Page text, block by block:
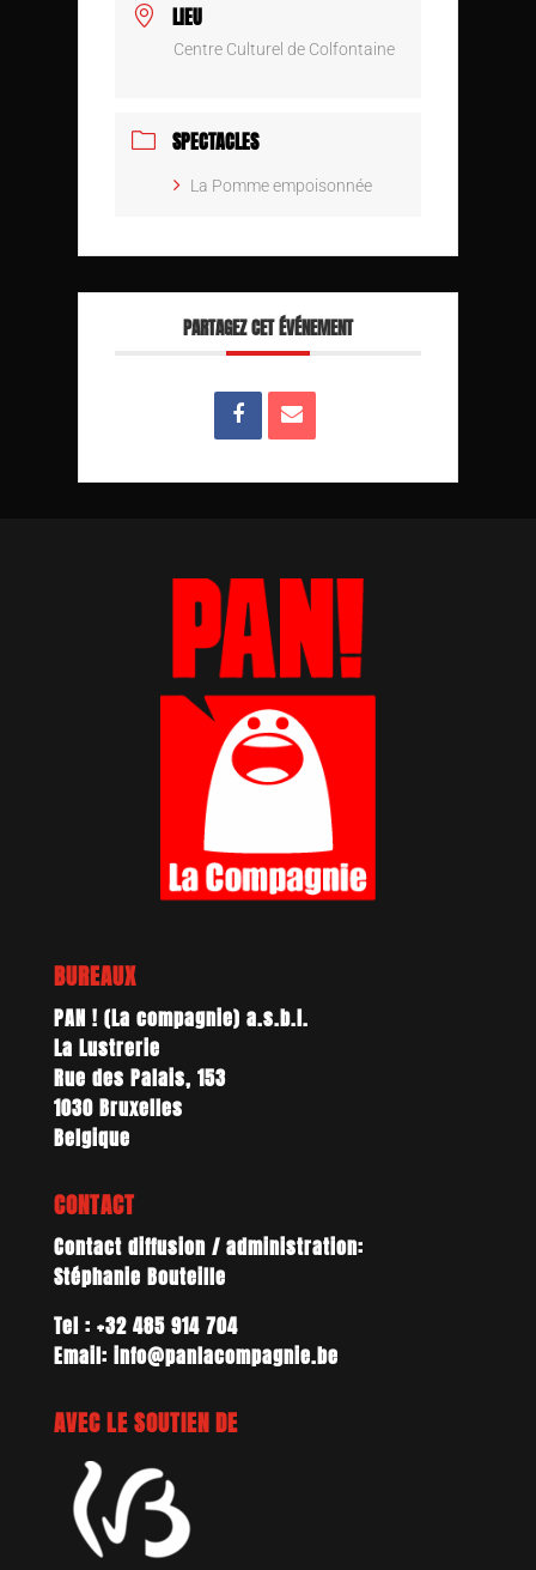
LIEU
Centre Culturel de Colfontaine
SPECTACLES
La Pomme empoisonnée
PARTAGEZ CET ÉVÉNEMENT
BUREAUX
PAN ! (La compagnie) a.s.b.l.
La Lustrerie
Rue des Palais, 153
1030 Bruxelles
Belgique
CONTACT
Contact diffusion / administration:
Stéphanie Bouteille
Tel : +32 485 914 704
Email: info@panlacompagnie.be
AVEC LE SOUTIEN DE